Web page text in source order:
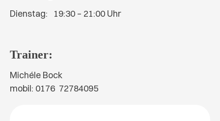
Dienstag: 19:30 – 21:00 Uhr
Trainer:
Michéle Bock
mobil: 0176 72784095